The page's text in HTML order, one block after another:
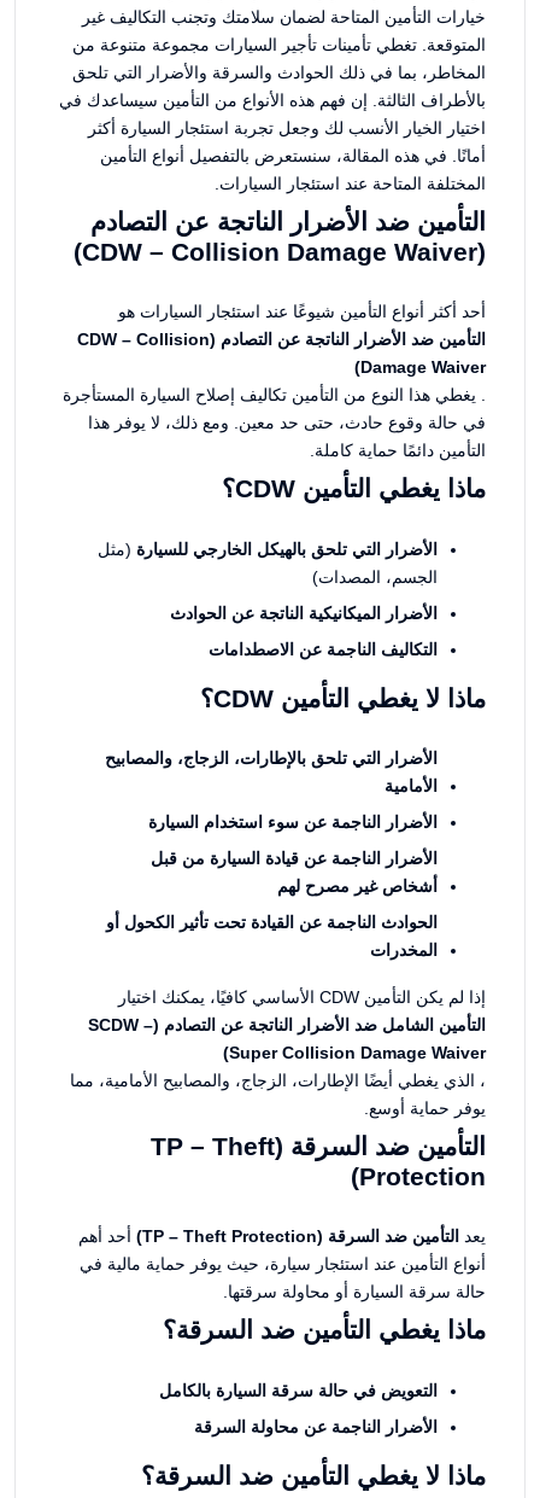
خيارات التأمين المتاحة لضمان سلامتك وتجنب التكاليف غير
المتوقعة. تغطي تأمينات تأجير السيارات مجموعة متنوعة من
المخاطر، بما في ذلك الحوادث والسرقة والأضرار التي تلحق
بالأطراف الثالثة. إن فهم هذه الأنواع من التأمين سيساعدك في
اختيار الخيار الأنسب لك وجعل تجربة استئجار السيارة أكثر
أمانًا. في هذه المقالة، سنستعرض بالتفصيل أنواع التأمين
المختلفة المتاحة عند استئجار السيارات.
التأمين ضد الأضرار الناتجة عن التصادم
(CDW – Collision Damage Waiver)
أحد أكثر أنواع التأمين شيوعًا عند استئجار السيارات هو
التأمين ضد الأضرار الناتجة عن التصادم (CDW – Collision
Damage Waiver)
. يغطي هذا النوع من التأمين تكاليف إصلاح السيارة المستأجرة
في حالة وقوع حادث، حتى حد معين. ومع ذلك، لا يوفر هذا
التأمين دائمًا حماية كاملة.
ماذا يغطي التأمين CDW؟
الأضرار التي تلحق بالهيكل الخارجي للسيارة (مثل
الجسم، المصدات)
الأضرار الميكانيكية الناتجة عن الحوادث
التكاليف الناجمة عن الاصطدامات
ماذا لا يغطي التأمين CDW؟
الأضرار التي تلحق بالإطارات، الزجاج، والمصابيح
الأمامية
الأضرار الناجمة عن سوء استخدام السيارة
الأضرار الناجمة عن قيادة السيارة من قبل
أشخاص غير مصرح لهم
الحوادث الناجمة عن القيادة تحت تأثير الكحول أو
المخدرات
إذا لم يكن التأمين CDW الأساسي كافيًا، يمكنك اختيار
التأمين الشامل ضد الأضرار الناتجة عن التصادم (SCDW –
Super Collision Damage Waiver)
، الذي يغطي أيضًا الإطارات، الزجاج، والمصابيح الأمامية، مما
يوفر حماية أوسع.
التأمين ضد السرقة (TP – Theft
Protection)
يعد التأمين ضد السرقة (TP – Theft Protection)
أحد أهم
أنواع التأمين عند استئجار سيارة، حيث يوفر حماية مالية في
حالة سرقة السيارة أو محاولة سرقتها.
ماذا يغطي التأمين ضد السرقة؟
التعويض في حالة سرقة السيارة بالكامل
الأضرار الناجمة عن محاولة السرقة
ماذا لا يغطي التأمين ضد السرقة؟